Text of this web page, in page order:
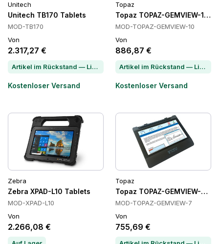
Unitech
Unitech TB170 Tablets
MOD-TB170
Von
2.317,27 €
Artikel im Rückstand — Lieferzeit per Chat erfragen
Kostenloser Versand
Topaz
Topaz TOPAZ-GEMVIEW-10
MOD-TOPAZ-GEMVIEW-10
Von
886,87 €
Artikel im Rückstand — Lieferzeit per Chat erfragen
Kostenloser Versand
Zebra
Zebra XPAD-L10 Tablets
MOD-XPAD-L10
Von
2.266,08 €
Topaz
Topaz TOPAZ-GEMVIEW-7
MOD-TOPAZ-GEMVIEW-7
Von
755,69 €